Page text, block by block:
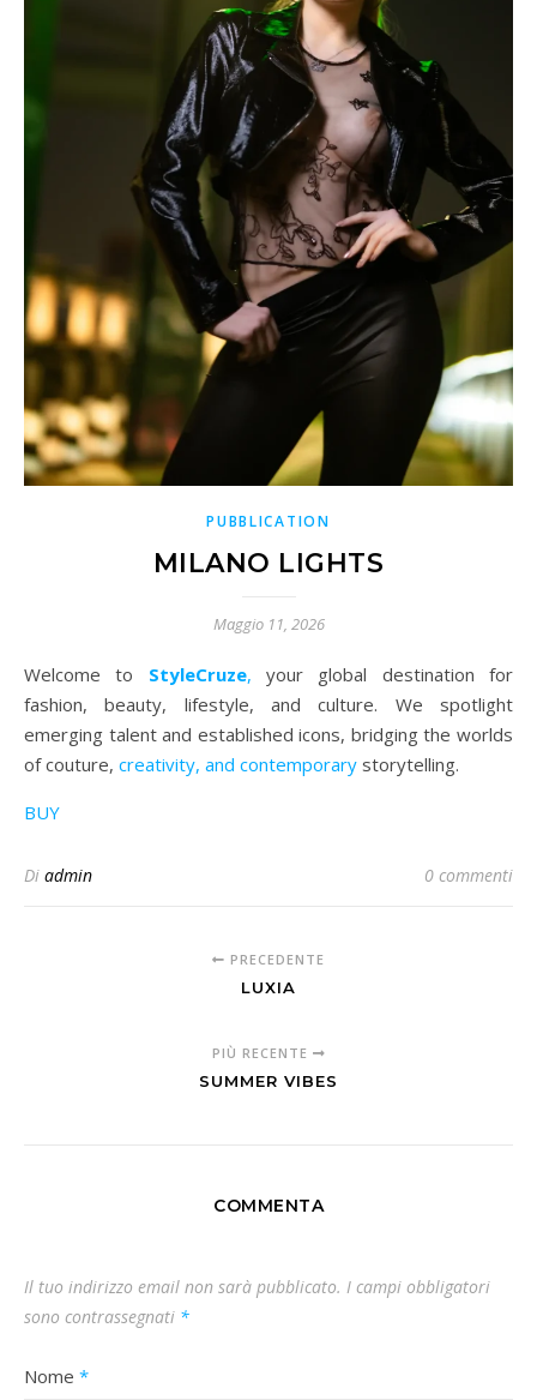
PUBBLICATION
MILANO LIGHTS
Maggio 11, 2026
Welcome to StyleCruze, your global destination for
fashion, beauty, lifestyle, and culture. We spotlight
emerging talent and established icons, bridging the worlds
of couture, creativity, and contemporary storytelling.
BUY
Di admin 0 commenti
PRECEDENTE
LUXIA
PIÙ RECENTE
SUMMER VIBES
COMMENTA
Il tuo indirizzo email non sarà pubblicato. I campi obbligatori
sono contrassegnati *
Nome *